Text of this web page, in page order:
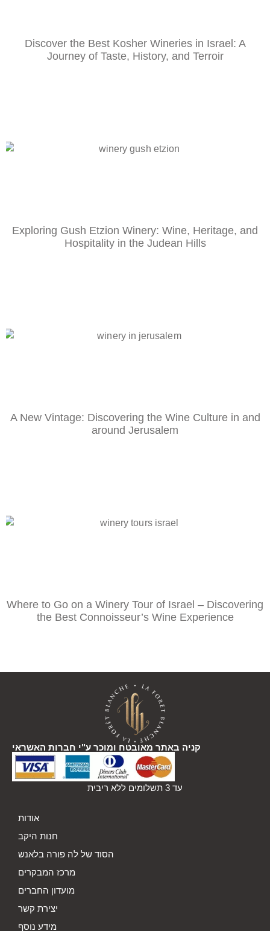
Discover the Best Kosher Wineries in Israel: A
Journey of Taste, History, and Terroir
Exploring Gush Etzion Winery: Wine, Heritage, and
Hospitality in the Judean Hills
A New Vintage: Discovering the Wine Culture in and
around Jerusalem
Where to Go on a Winery Tour of Israel – Discovering
the Best Connoisseur’s Wine Experience
קניה באתר מאובטח ומוכר ע"י חברות האשראי
עד 3 תשלומים ללא ריבית
אודות
חנות היקב
הסוד של לה פורה בלאנש
מרכז המבקרים
מועדון החברים
יצירת קשר
מידע נוסף